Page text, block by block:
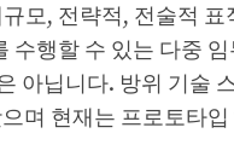
모, 전략적, 전술적 표
수행할 수 있는 다중
아닙니다. 방위 기술
며 현재는 프로토타입